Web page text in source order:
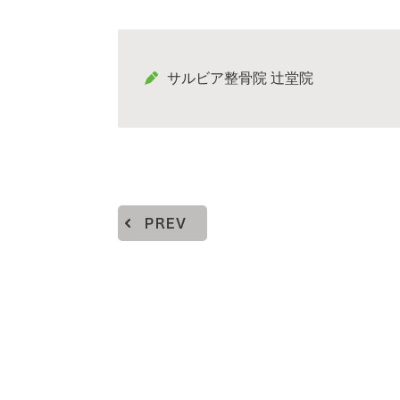
サルビア整骨院 辻堂院
PREV